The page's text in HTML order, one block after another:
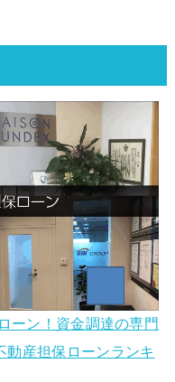
ーン！資金調達の専門
動産担保ローンランキ